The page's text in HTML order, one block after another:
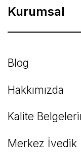
Ürün fiyatı
Bu ürüne
Kurumsal
Blog
Hakkımızda
Kalite
Merkez İvedik